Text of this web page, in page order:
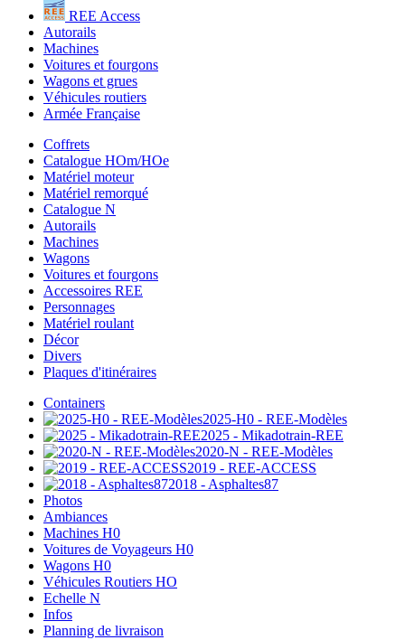
REE Access
Autorails
Machines
Voitures et fourgons
Wagons et grues
Véhicules routiers
Armée Française
Coffrets
Catalogue HOm/HOe
Matériel moteur
Matériel remorqué
Catalogue N
Autorails
Machines
Wagons
Voitures et fourgons
Accessoires REE
Personnages
Matériel roulant
Décor
Divers
Plaques d'itinéraires
Containers
2025-H0 - REE-Modèles
2025 - Mikadotrain-REE
2020-N - REE-Modèles
2019 - REE-ACCESS
2018 - Asphaltes87
Photos
Ambiances
Machines H0
Voitures de Voyageurs H0
Wagons H0
Véhicules Routiers HO
Echelle N
Infos
Planning de livraison